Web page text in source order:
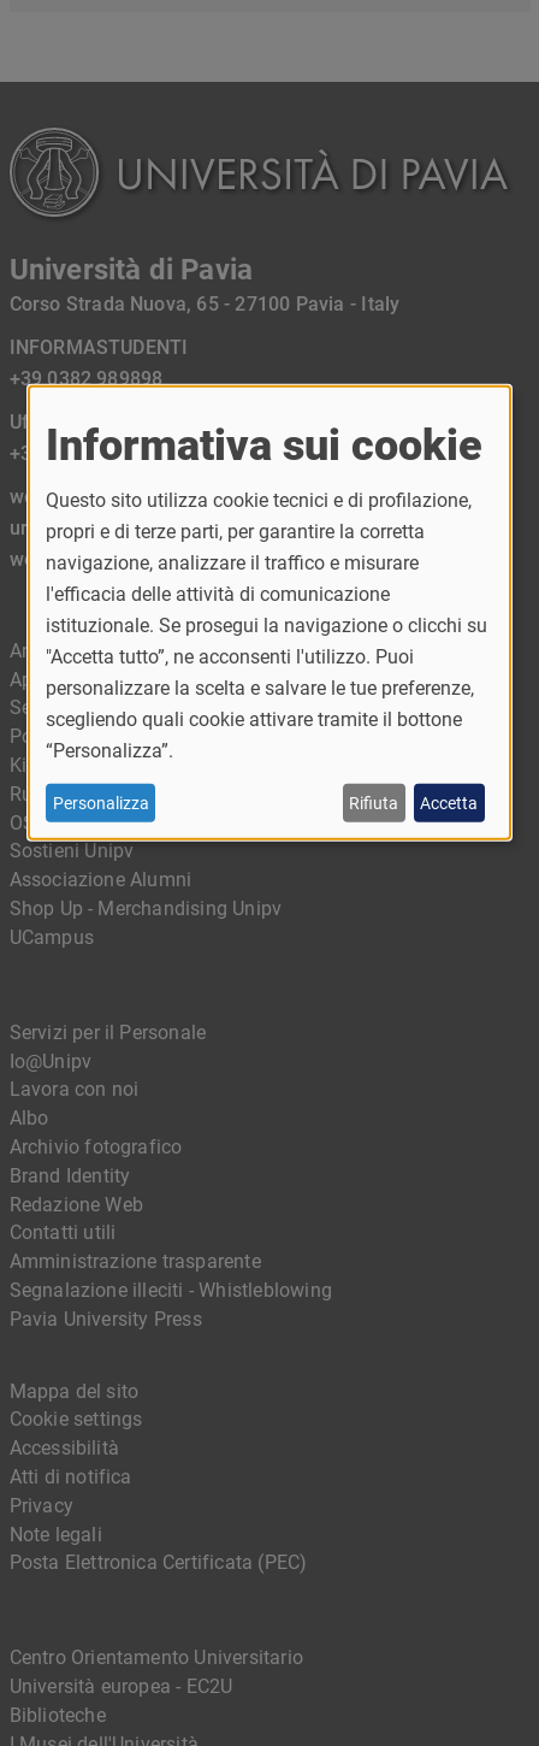
Università di Pavia
Corso Strada Nuova, 65 - 27100 Pavia - Italy
INFORMASTUDENTI
+39 0382 989898
Ufficio Relazioni con il Pubblico URP
+39 0382 984450
web mail:
urp@unipv.it
webateneo@unipv.it
Area riservata
App Ufficiale - MyUnipv
Servizi digitali
Portale delle competenze
Kiro - Il portale della didattica digitale
Rubrica
OSA – Office for Sustainable Actions
Sostieni Unipv
Associazione Alumni
Shop Up - Merchandising Unipv
UCampus
Servizi per il Personale
Io@Unipv
Lavora con noi
Albo
Archivio fotografico
Brand Identity
Redazione Web
Contatti utili
Amministrazione trasparente
Segnalazione illeciti - Whistleblowing
Pavia University Press
Centro Orientamento Universitario
Università europea - EC2U
Biblioteche
Mappa del sito
Cookie settings
Accessibilità
Atti di notifica
Privacy
Note legali
Posta Elettronica Certificata (PEC)
Informativa sui cookie
Questo sito utilizza cookie tecnici e di profilazione,
propri e di terze parti, per garantire la corretta
navigazione, analizzare il traffico e misurare
l'efficacia delle attività di comunicazione
istituzionale. Se prosegui la navigazione o clicchi su
"Accetta tutto”, ne acconsenti l'utilizzo. Puoi
personalizzare la scelta e salvare le tue preferenze,
scegliendo quali cookie attivare tramite il bottone
“Personalizza”.
Personalizza Rifiuta Accetta